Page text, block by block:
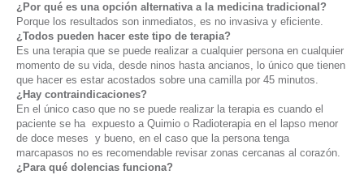
¿Por qué es una opción alternativa a la medicina tradicional?
Porque los resultados son inmediatos, es no invasiva y eficiente.
¿Todos pueden hacer este tipo de terapia?
Es una terapia que se puede realizar a cualquier persona en cualquier
momento de su vida, desde ninos hasta ancianos, lo único que tienen
que hacer es estar acostados sobre una camilla por 45 minutos.
¿Hay contraindicaciones?
En el único caso que no se puede realizar la terapia es cuando el
paciente se ha expuesto a Quimio o Radioterapia en el lapso menor
de doce meses y bueno, en el caso que la persona tenga
marcapasos no es recomendable revisar zonas cercanas al corazón.
¿Para qué dolencias funciona?